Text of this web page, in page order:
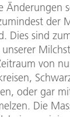
Änderungen
der
Dies sind
von
oder gar
Die